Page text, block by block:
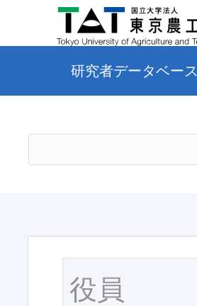
研究者データベース
役員